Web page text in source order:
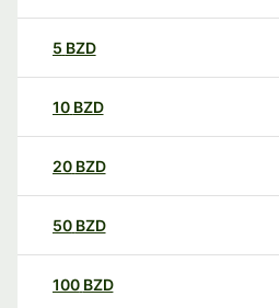
5 BZD
10 BZD
20 BZD
50 BZD
100 BZD